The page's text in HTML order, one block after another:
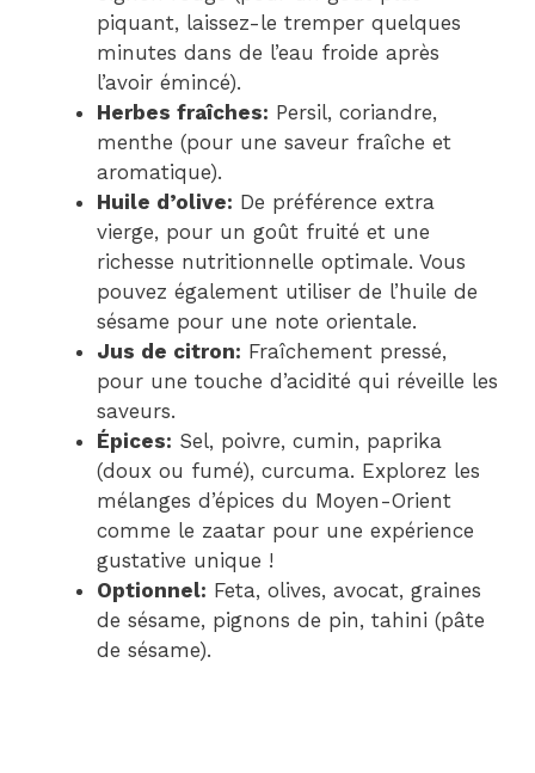
piquant, laissez-le tremper quelques
minutes dans de l’eau froide après
l’avoir émincé).
Herbes fraîches: Persil, coriandre,
menthe (pour une saveur fraîche et
aromatique).
Huile d’olive: De préférence extra
vierge, pour un goût fruité et une
richesse nutritionnelle optimale. Vous
pouvez également utiliser de l’huile de
sésame pour une note orientale.
Jus de citron: Fraîchement pressé,
pour une touche d’acidité qui réveille les
saveurs.
Épices: Sel, poivre, cumin, paprika
(doux ou fumé), curcuma. Explorez les
mélanges d’épices du Moyen-Orient
comme le zaatar pour une expérience
gustative unique !
Optionnel: Feta, olives, avocat, graines
de sésame, pignons de pin, tahini (pâte
de sésame).